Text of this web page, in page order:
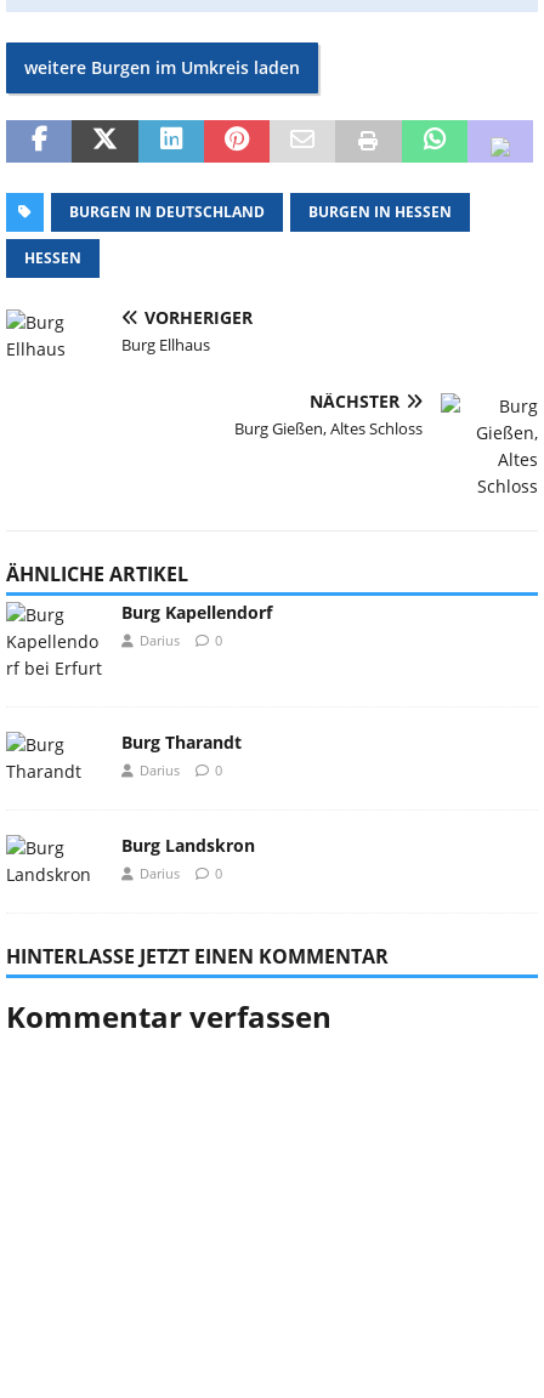
weitere Burgen im Umkreis laden
BURGEN IN DEUTSCHLAND BURGEN IN HESSEN
HESSEN
VORHERIGER
Burg Ellhaus
NÄCHSTER
Burg Gießen, Altes Schloss
ÄHNLICHE ARTIKEL
Burg Kapellendorf
Darius 0
Burg Tharandt
Darius 0
Burg Landskron
Darius 0
HINTERLASSE JETZT EINEN KOMMENTAR
Kommentar verfassen